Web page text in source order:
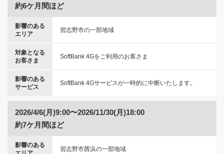
約6ケ月間ほど
影響のある
エリア
習志野市の一部地域
対象となる
お客さま
SoftBank 4Gをご利用のお客さま
影響のある
サービス
SoftBank 4Gサービスが一時的に中断いたします。
2026/4/6(月)9:00〜2026/11/30(月)18:00
約7ケ月間ほど
影響のある
習志野市茜浜の一部地域